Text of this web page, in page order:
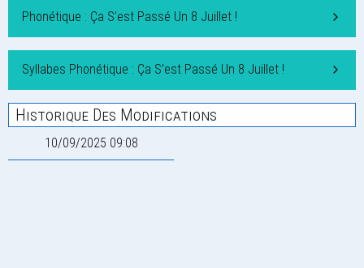
Phonétique : Ça S’est Passé Un 8 Juillet !
Syllabes Phonétique : Ça S’est Passé Un 8 Juillet !
Historique Des Modifications
10/09/2025 09:08